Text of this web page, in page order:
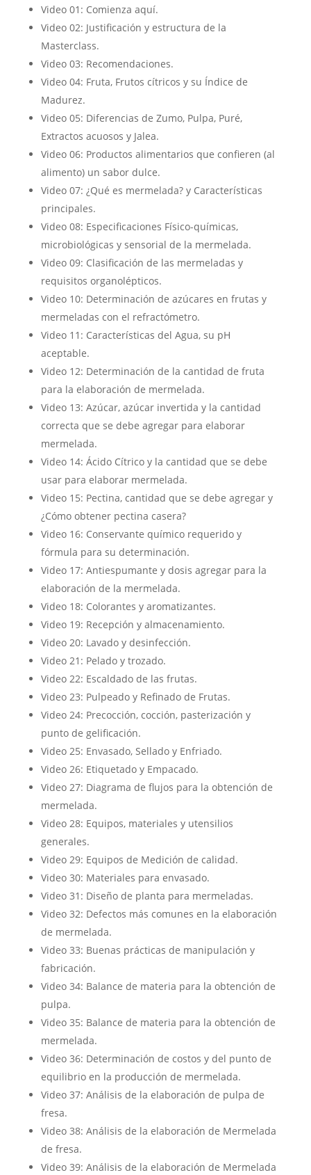
Video 01: Comienza aquí.
Video 02: Justificación y estructura de la
Masterclass.
Video 03: Recomendaciones.
Video 04: Fruta, Frutos cítricos y su Índice de
Madurez.
Video 05: Diferencias de Zumo, Pulpa, Puré,
Extractos acuosos y Jalea.
Video 06: Productos alimentarios que confieren (al
alimento) un sabor dulce.
Video 07: ¿Qué es mermelada? y Características
principales.
Video 08: Especificaciones Físico-químicas,
microbiológicas y sensorial de la mermelada.
Video 09: Clasificación de las mermeladas y
requisitos organolépticos.
Video 10: Determinación de azúcares en frutas y
mermeladas con el refractómetro.
Video 11: Características del Agua, su pH
aceptable.
Video 12: Determinación de la cantidad de fruta
para la elaboración de mermelada.
Video 13: Azúcar, azúcar invertida y la cantidad
correcta que se debe agregar para elaborar
mermelada.
Video 14: Ácido Cítrico y la cantidad que se debe
usar para elaborar mermelada.
Video 15: Pectina, cantidad que se debe agregar y
¿Cómo obtener pectina casera?
Video 16: Conservante químico requerido y
fórmula para su determinación.
Video 17: Antiespumante y dosis agregar para la
elaboración de la mermelada.
Video 18: Colorantes y aromatizantes.
Video 19: Recepción y almacenamiento.
Video 20: Lavado y desinfección.
Video 21: Pelado y trozado.
Video 22: Escaldado de las frutas.
Video 23: Pulpeado y Refinado de Frutas.
Video 24: Precocción, cocción, pasterización y
punto de gelificación.
Video 25: Envasado, Sellado y Enfriado.
Video 26: Etiquetado y Empacado.
Video 27: Diagrama de flujos para la obtención de
mermelada.
Video 28: Equipos, materiales y utensilios
generales.
Video 29: Equipos de Medición de calidad.
Video 30: Materiales para envasado.
Video 31: Diseño de planta para mermeladas.
Video 32: Defectos más comunes en la elaboración
de mermelada.
Video 33: Buenas prácticas de manipulación y
fabricación.
Video 34: Balance de materia para la obtención de
pulpa.
Video 35: Balance de materia para la obtención de
mermelada.
Video 36: Determinación de costos y del punto de
equilibrio en la producción de mermelada.
Video 37: Análisis de la elaboración de pulpa de
fresa.
Video 38: Análisis de la elaboración de Mermelada
de fresa.
Video 39: Análisis de la elaboración de Mermelada